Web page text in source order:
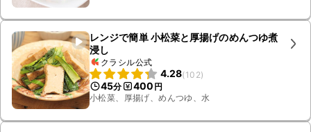
レンジで簡単 小松菜と厚揚げのめんつゆ煮
浸し
クラシル公式
4.28(102)
45分 400 円
小松菜、厚揚げ、めんつゆ、水